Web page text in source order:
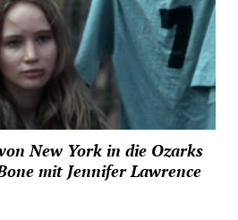
New York in die Ozarks
mit Jennifer Lawrence